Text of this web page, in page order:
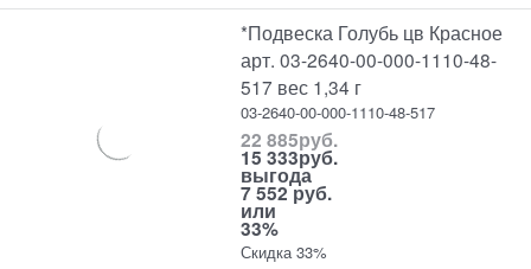
*Подвеска Голубь цв Красное
арт. 03-2640-00-000-1110-48-
517 вес 1,34 г
03-2640-00-000-1110-48-517
22 885руб.
15 333руб.
выгода
7 552 руб.
или
33%
Скидка 33%